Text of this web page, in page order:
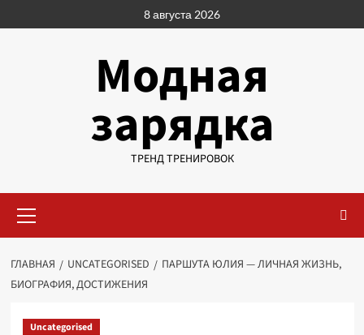
к
8 августа 2026
Модная
зарядка
ТРЕНД ТРЕНИРОВОК
меню
ГЛАВНАЯ UNCATEGORISED
ПАРШУТА ЮЛИЯ — ЛИЧНАЯ ЖИЗНЬ,
БИОГРАФИЯ, ДОСТИЖЕНИЯ
Uncategorised